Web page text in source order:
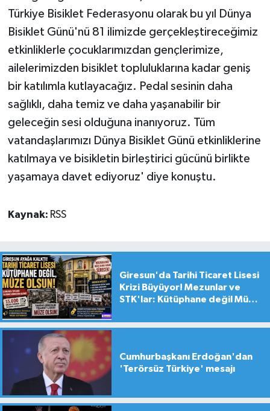
Türkiye Bisiklet Federasyonu olarak bu yıl Dünya
Bisiklet Günü'nü 81 ilimizde gerçekleştireceğimiz
etkinliklerle çocuklarımızdan gençlerimize,
ailelerimizden bisiklet topluluklarına kadar geniş
bir katılımla kutlayacağız. Pedal sesinin daha
sağlıklı, daha temiz ve daha yaşanabilir bir
geleceğin sesi olduğuna inanıyoruz. Tüm
vatandaşlarımızı Dünya Bisiklet Günü etkinliklerine
katılmaya ve bisikletin birleştirici gücünü birlikte
yaşamaya davet ediyoruz' diye konuştu.
Kaynak: RSS
Giresun'da Tarihi Ticaret Lisesi
Krizi Büyüyor! Mezunlar ve
STK'lar: Kütüphane değil Müze
Cumhurbaşkanı Erdoğan'dan
'Terörsüz Türkiye' mesajı